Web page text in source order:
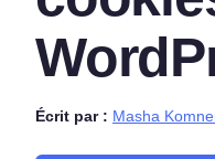
Écrit par : Masha